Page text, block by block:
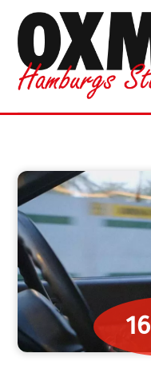
content
16